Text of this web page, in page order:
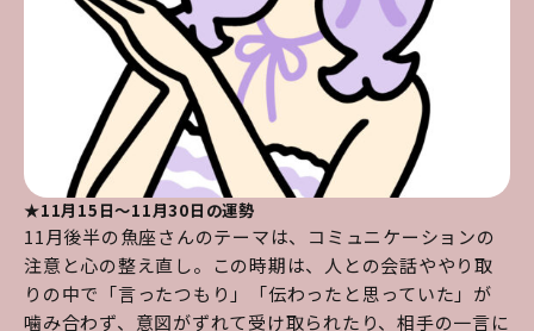
★11月15日～11月30日の運勢
11月後半の魚座さんのテーマは、コミュニケーションの
注意と心の整え直し。この時期は、人との会話ややり取
りの中で「言ったつもり」「伝わったと思っていた」が
噛み合わず、意図がずれて受け取られたり、相手の一言に